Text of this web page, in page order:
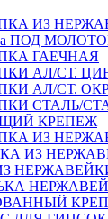
ИЗ
ПОД
ГАЕЧНАЯ
АЛ/СТ.
АЛ/СТ.
СТАЛЬ/
КРЕПЕЖ
ИЗ
ИЗ